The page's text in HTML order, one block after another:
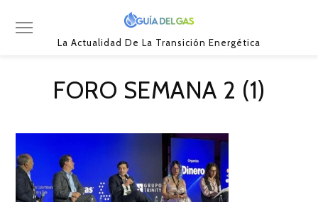
La Actualidad De La Transición Energética
FORO SEMANA 2 (1)